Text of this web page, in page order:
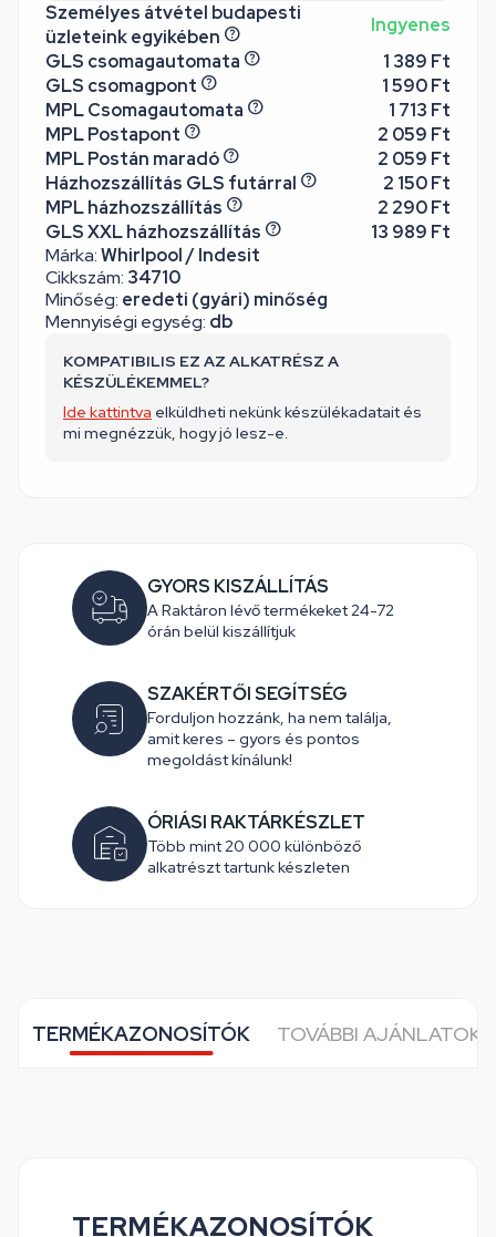
Márka:Whirlpool / Indesit
Cikkszám: 34710
Minőség: eredeti (gyári) minőség
Mennyiségi egység: db
Személyes átvétel budapesti
üzleteink egyikében
Ingyenes
GLS csomagautomata
1 389 Ft
GLS csomagpont
1 590 Ft
MPL Csomagautomata
1 713 Ft
MPL Postapont
2 059 Ft
MPL Postán maradó
2 059 Ft
Házhozszállítás GLS futárral
2 150 Ft
MPL házhozszállítás
2 290 Ft
GLS XXL házhozszállítás
13 989 Ft
KOMPATIBILIS EZ AZ ALKATRÉSZ A
KÉSZÜLÉKEMMEL?
Ide kattintva elküldheti nekünk készülékadatait és
mi megnézzük, hogy jó lesz-e.
GYORS KISZÁLLÍTÁS
A Raktáron lévő termékeket 24-72
órán belül kiszállítjuk
SZAKÉRTŐI SEGÍTSÉG
Forduljon hozzánk, ha nem találja,
amit keres – gyors és pontos
megoldást kínálunk!
ÓRIÁSI RAKTÁRKÉSZLET
Több mint 20 000 különböző
alkatrészt tartunk készleten
TERMÉKAZONOSÍTÓK TOVÁBBI AJÁNLATOK
TERMÉKAZONOSÍTÓK